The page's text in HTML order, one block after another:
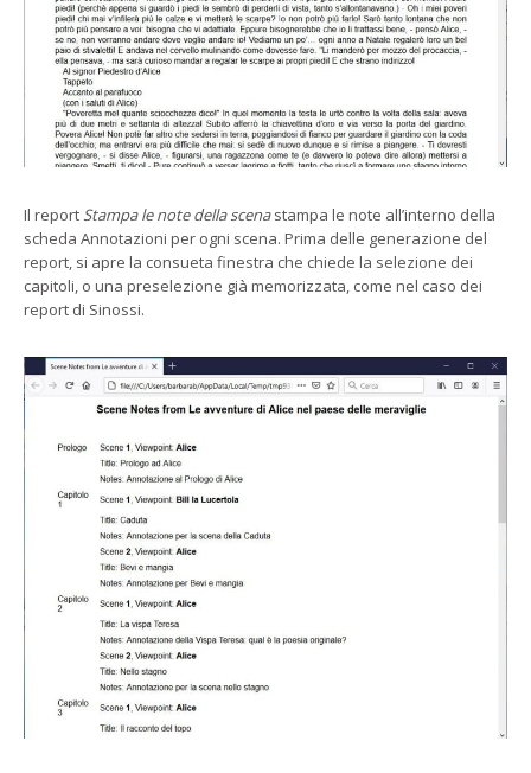
Il report Stampa le note della scenastampa le note all’interno della
scheda Annotazioni per ogni scena. Prima delle generazione del
report, si apre la consueta finestra che chiede la selezione dei
capitoli, o una preselezione già memorizzata, come nel caso dei
report di Sinossi.